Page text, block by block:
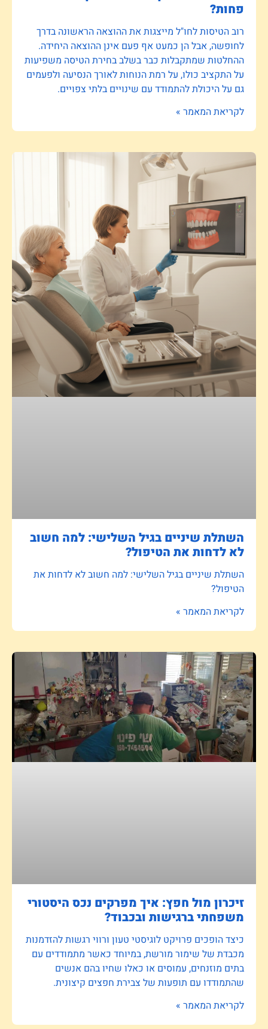
פחות?
רוב הטיסות לחו"ל מייצגות את ההוצאה הראשונה בדרך
לחופשה, אבל הן כמעט אף פעם אינן ההוצאה היחידה.
ההחלטות שמתקבלות כבר בשלב בחירת הטיסה משפיעות
על התקציב כולו, על רמת הנוחות לאורך הנסיעה ולפעמים
גם על היכולת להתמודד עם שינויים בלתי צפויים.
לקריאת המאמר »
השתלת שיניים בגיל השלישי: למה חשוב
לא לדחות את הטיפול?
השתלת שיניים בגיל השלישי: למה חשוב לא לדחות את
הטיפול?
לקריאת המאמר »
זיכרון מול חפץ: איך מפרקים נכס היסטורי
משפחתי ברגישות ובכבוד?
כיצד הופכים פרויקט לוגיסטי טעון ורווי רגשות להזדמנות
מכבדת של שימור מורשת, במיוחד כאשר מתמודדים עם
בתים מוזנחים, עמוסים או כאלו שחיו בהם אנשים
שהתמודדו עם תופעות של צבירת חפצים קיצונית.
לקריאת המאמר »